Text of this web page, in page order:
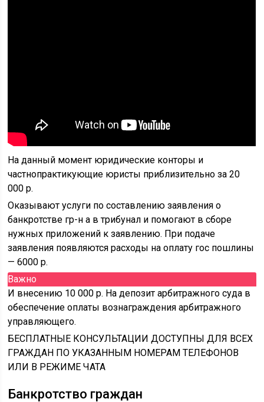
На данный момент юридические конторы и
частнопрактикующие юристы приблизительно за 20
000 р.
Оказывают услуги по составлению заявления о
банкротстве гр-н а в трибунал и помогают в сборе
нужных приложений к заявлению. При подаче
заявления появляются расходы на оплату гос пошлины
— 6000 р.
Важно
И внесению 10 000 р. На депозит арбитражного суда в
обеспечение оплаты вознаграждения арбитражного
управляющего.
БЕСПЛАТНЫЕ КОНСУЛЬТАЦИИ ДОСТУПНЫ ДЛЯ ВСЕХ
ГРАЖДАН ПО УКАЗАННЫМ НОМЕРАМ ТЕЛЕФОНОВ
ИЛИ В РЕЖИМЕ ЧАТА
Банкротство граждан